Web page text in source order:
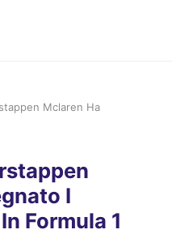
Mclaren Ha
I
Formula 1